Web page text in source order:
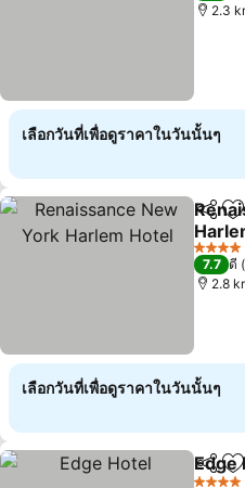
2.3
เลือกวันที่เพื่อดูราคาในวันนั้นๆ
แชร์
4 ดาว
7.7 ดี
2.8
เลือกวันที่เพื่อดูราคาในวันนั้นๆ
แชร์ เ
Edge